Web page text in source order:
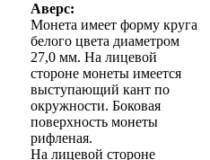
Аверс:
Монета имеет форму круга
белого цвета диаметром
27,0 мм. На лицевой
стороне монеты имеется
выступающий кант по
окружности. Боковая
поверхность монеты
рифленая.
На лицевой стороне